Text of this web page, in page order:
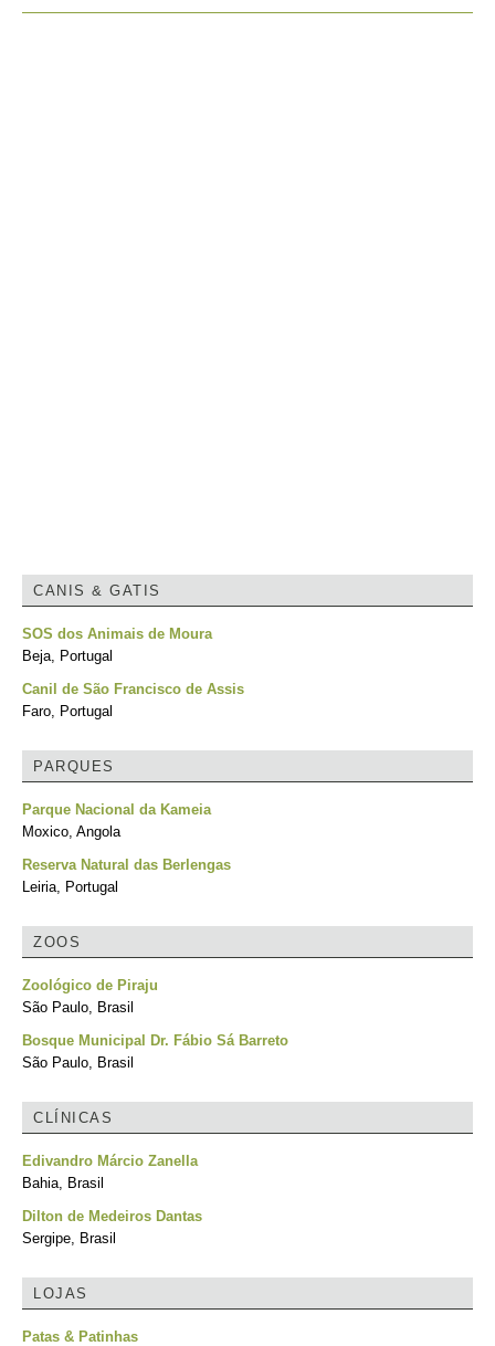
CANIS & GATIS
SOS dos Animais de Moura
Beja, Portugal
Canil de São Francisco de Assis
Faro, Portugal
PARQUES
Parque Nacional da Kameia
Moxico, Angola
Reserva Natural das Berlengas
Leiria, Portugal
ZOOS
Zoológico de Piraju
São Paulo, Brasil
Bosque Municipal Dr. Fábio Sá Barreto
São Paulo, Brasil
CLÍNICAS
Edivandro Márcio Zanella
Bahia, Brasil
Dilton de Medeiros Dantas
Sergipe, Brasil
LOJAS
Patas & Patinhas